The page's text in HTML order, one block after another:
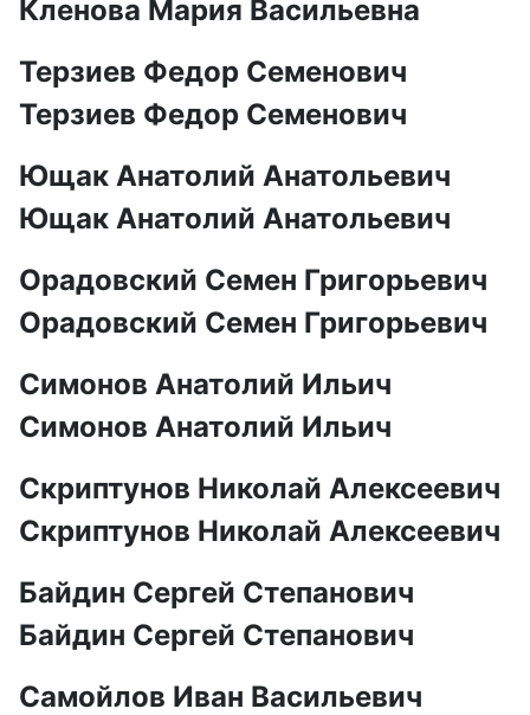
Кленова Мария Васильевна
Терзиев Федор Семенович
Терзиев Федор Семенович
Ющак Анатолий Анатольевич
Ющак Анатолий Анатольевич
Орадовский Семен Григорьевич
Орадовский Семен Григорьевич
Симонов Анатолий Ильич
Симонов Анатолий Ильич
Скриптунов Николай Алексеевич
Скриптунов Николай Алексеевич
Байдин Сергей Степанович
Байдин Сергей Степанович
Самойлов Иван Васильевич